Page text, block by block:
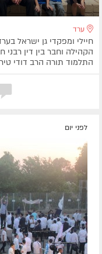
ערד
חיילי ומפקדי גן ישראל
הקהילה וחבר בין דין
התלמוד תורה הרב דודי
לפני יום